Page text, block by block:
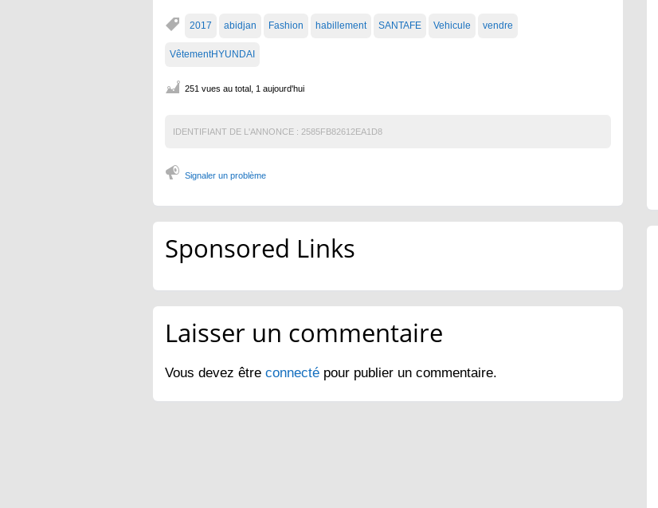
2017 abidjan Fashion habillement SANTAFE Vehicule vendre
VêtementHYUNDAI
251 vues au total, 1 aujourd'hui
IDENTIFIANT DE L'ANNONCE : 2585FB82612EA1D8
Signaler un problème
Sponsored Links
Laisser un commentaire
Vous devez être connecté pour publier un commentaire.